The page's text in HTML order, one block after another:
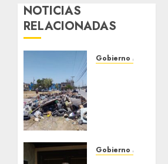
NOTICIAS
RELACIONADAS
Gobierno Matamoros
limpieza
Gobierno Matamoros